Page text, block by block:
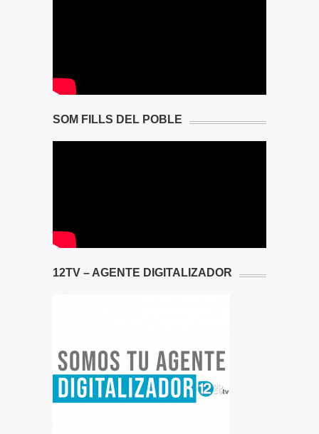
SOM FILLS DEL POBLE
12TV – AGENTE DIGITALIZADOR